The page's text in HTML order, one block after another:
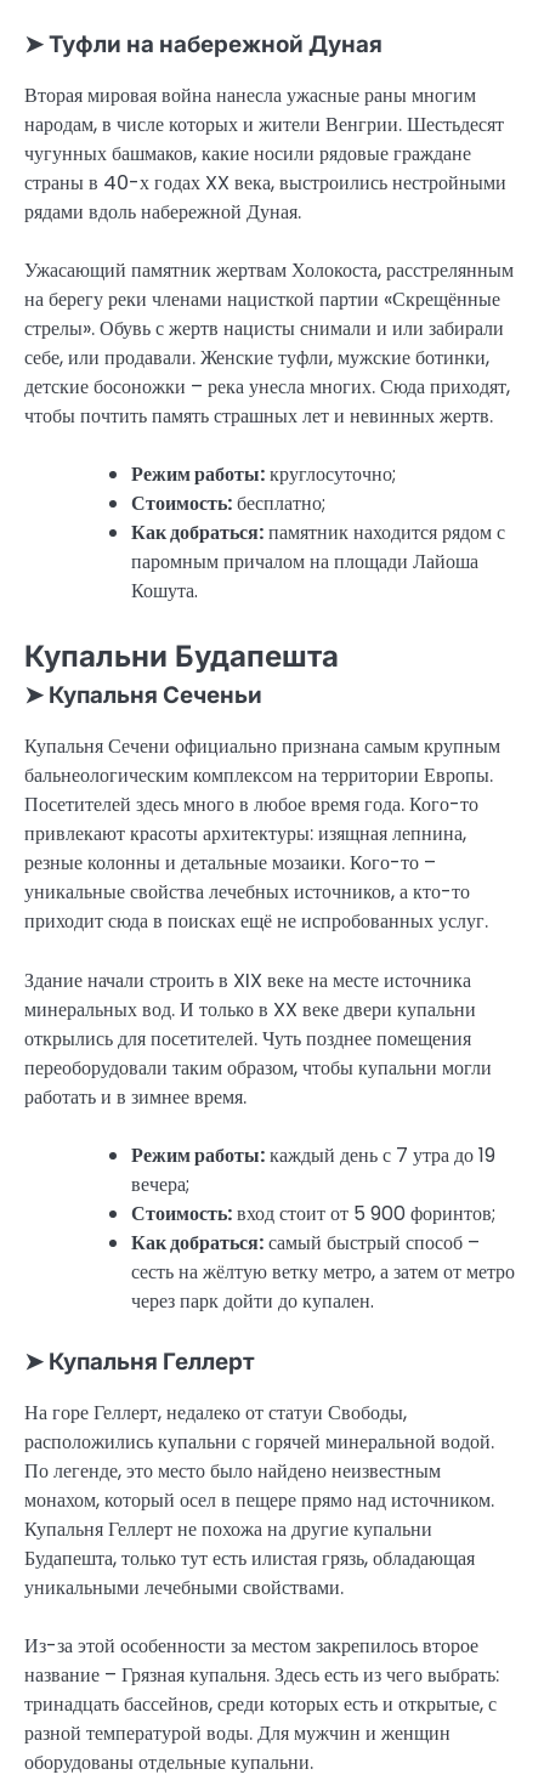
➤ Туфли на набережной Дуная
Вторая мировая война нанесла ужасные раны многим
народам, в числе которых и жители Венгрии. Шестьдесят
чугунных башмаков, какие носили рядовые граждане
страны в 40-х годах XX века, выстроились нестройными
рядами вдоль набережной Дуная.
Ужасающий памятник жертвам Холокоста, расстрелянным
на берегу реки членами нацисткой партии «Скрещённые
стрелы». Обувь с жертв нацисты снимали и или забирали
себе, или продавали. Женские туфли, мужские ботинки,
детские босоножки – река унесла многих. Сюда приходят,
чтобы почтить память страшных лет и невинных жертв.
Режим работы:круглосуточно;
Стоимость:бесплатно;
Как добраться:памятник находится рядом с
паромным причалом на площади Лайоша
Кошута.
Купальни Будапешта
➤ Купальня Сеченьи
Купальня Сечени официально признана самым крупным
бальнеологическим комплексом на территории Европы.
Посетителей здесь много в любое время года. Кого-то
привлекают красоты архитектуры: изящная лепнина,
резные колонны и детальные мозаики. Кого-то –
уникальные свойства лечебных источников, а кто-то
приходит сюда в поисках ещё не испробованных услуг.
Здание начали строить в XIX веке на месте источника
минеральных вод. И только в XX веке двери купальни
открылись для посетителей. Чуть позднее помещения
переоборудовали таким образом, чтобы купальни могли
работать и в зимнее время.
Режим работы:каждый день с 7 утра до 19
вечера;
Стоимость:вход стоит от 5 900 форинтов;
Как добраться:самый быстрый способ –
сесть на жёлтую ветку метро, а затем от метро
через парк дойти до купален.
➤ Купальня Геллерт
На горе Геллерт, недалеко от статуи Свободы,
расположились купальни с горячей минеральной водой.
По легенде, это место было найдено неизвестным
монахом, который осел в пещере прямо над источником.
Купальня Геллерт не похожа на другие купальни
Будапешта, только тут есть илистая грязь, обладающая
уникальными лечебными свойствами.
Из-за этой особенности за местом закрепилось второе
название – Грязная купальня. Здесь есть из чего выбрать:
тринадцать бассейнов, среди которых есть и открытые, с
разной температурой воды. Для мужчин и женщин
оборудованы отдельные купальни.